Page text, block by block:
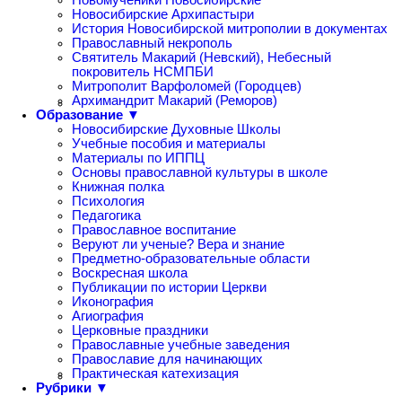
Новосибирские Архипастыри
История Новосибирской митрополии в документах
Православный некрополь
Святитель Макарий (Невский), Небесный
покровитель НСМПБИ
Митрополит Варфоломей (Городцев)
Архимандрит Макарий (Реморов)
Образование ▼
Новосибирские Духовные Школы
Учебные пособия и материалы
Материалы по ИППЦ
Основы православной культуры в школе
Книжная полка
Психология
Педагогика
Православное воспитание
Веруют ли ученые? Вера и знание
Предметно-образовательные области
Воскресная школа
Публикации по истории Церкви
Иконография
Агиография
Церковные праздники
Православные учебные заведения
Православие для начинающих
Практическая катехизация
Рубрики ▼